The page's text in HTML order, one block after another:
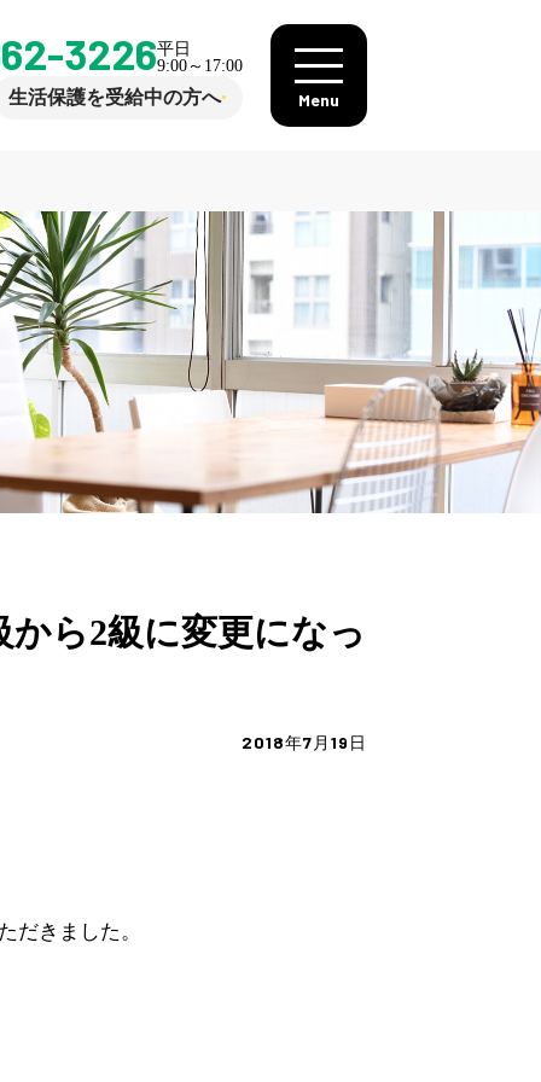
3226平日
9:00～17:00
生活保護を受給中の方へ Menu
から2級に変更になっ
2018年7月19日
だきました。